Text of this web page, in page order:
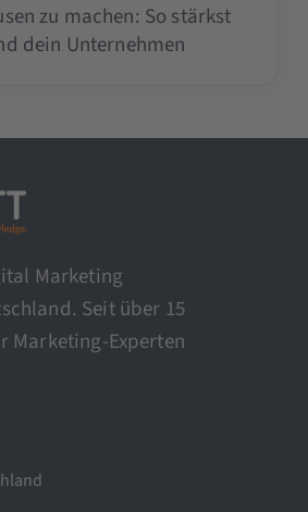
zu machen: So stärkst
dein Unternehmen
Marketing
Seit über 15
Marketing-Experten